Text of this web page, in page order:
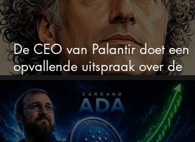
De CEO van Palantir doet een
opvallende uitspraak over de
beurs